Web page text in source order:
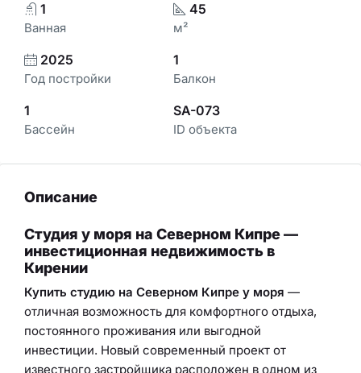
1
Ванная
45
м²
2025
Год постройки
1
Балкон
1
Бассейн
SA-073
ID объекта
Описание
Студия у моря на Северном Кипре —
инвестиционная недвижимость в
Кирении
Купить студию на Северном Кипре у моря —
отличная возможность для комфортного отдыха,
постоянного проживания или выгодной
инвестиции. Новый современный проект от
известного застройщика расположен в одном из